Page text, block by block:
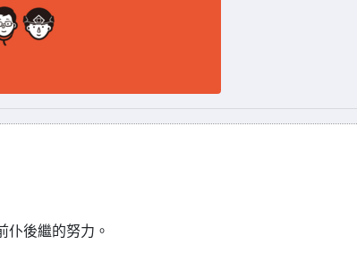
仆後繼的努力。